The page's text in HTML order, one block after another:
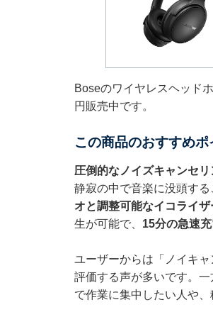
Boseのワイヤレスヘッド
円販売中です。
この商品のおすすめポ
圧倒的なノイズキャンセ
静寂の中で音楽に没頭す
オと調整可能なイコライザ
生が可能で、 15分の急速
ユーザーからは「ノイキ
評価する声が多いです。
で作業に集中したい人や